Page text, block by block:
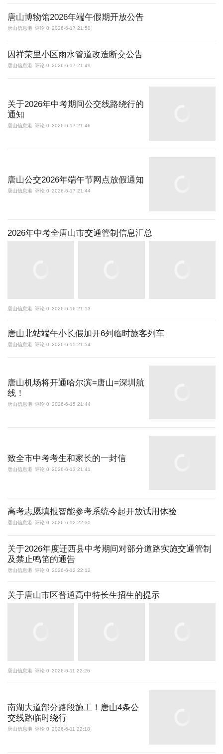
唐山博物馆2026年端午假期开放公告
唐山信息港 评论 0 2026-6-17 21:50
因祥荣里小区雨水管道改造断交公告
唐山信息港 评论 0 2026-6-17 21:49
关于2026年中考期间公交线路绕行的
通知
唐山信息港 评论 0 2026-6-17 21:46
唐山公交2026年端午节网点放假通知
唐山信息港 评论 0 2026-6-17 21:44
2026年中考全唐山市交通管制信息汇总
唐山信息港 评论 0 2026-6-16 21:13
唐山北站端午小长假加开6列临时旅客列车
唐山信息港 评论 0 2026-6-15 21:54
唐山机场将开通哈尔滨=唐山=深圳航
线！
唐山信息港 评论 0 2026-6-15 21:44
致全市中考考生和家长的一封信
唐山信息港 评论 0 2026-6-13 21:41
高考志愿填报智能参考系统今起开放试用体验
唐山信息港 评论 0 2026-6-12 22:30
关于2026年度迁西县中考期间对部分道路实施交通管制
及禁止鸣笛的通告
唐山信息港 评论 0 2026-6-12 22:12
关于唐山市区普通高中特长生招生的提示
唐山信息港 评论 0 2026-6-11 22:26
南湖大道部分路段施工！唐山4条公
交线路临时绕行
唐山信息港 评论 0 2026-6-11 22:18